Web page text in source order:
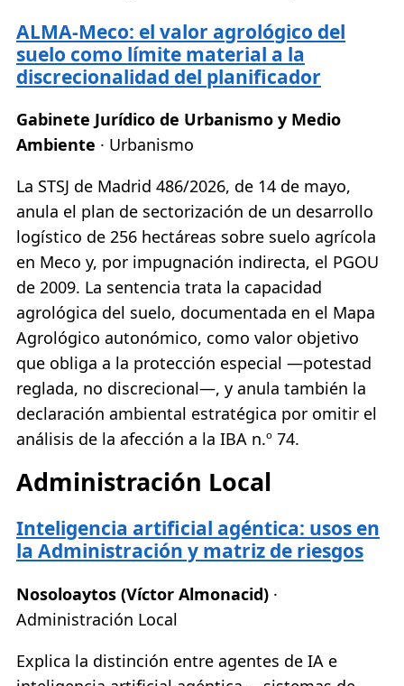
ALMA-Meco: el valor agrológico del
suelo como límite material a la
discrecionalidad del planificador
Gabinete Jurídico de Urbanismo y Medio
Ambiente · Urbanismo
La STSJ de Madrid 486/2026, de 14 de mayo,
anula el plan de sectorización de un desarrollo
logístico de 256 hectáreas sobre suelo agrícola
en Meco y, por impugnación indirecta, el PGOU
de 2009. La sentencia trata la capacidad
agrológica del suelo, documentada en el Mapa
Agrológico autonómico, como valor objetivo
que obliga a la protección especial —potestad
reglada, no discrecional—, y anula también la
declaración ambiental estratégica por omitir el
análisis de la afección a la IBA n.º 74.
Administración Local
Inteligencia artificial agéntica: usos en
la Administración y matriz de riesgos
Nosoloaytos (Víctor Almonacid) ·
Administración Local
Explica la distinción entre agentes de IA e